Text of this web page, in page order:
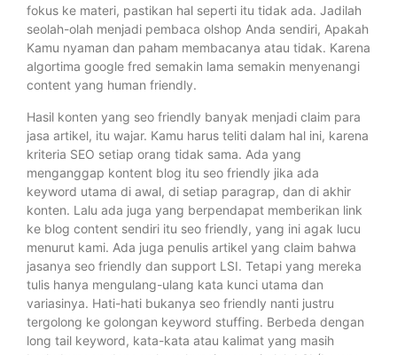
fokus ke materi, pastikan hal seperti itu tidak ada. Jadilah
seolah-olah menjadi pembaca olshop Anda sendiri, Apakah
Kamu nyaman dan paham membacanya atau tidak. Karena
algortima google fred semakin lama semakin menyenangi
content yang human friendly.
Hasil konten yang seo friendly banyak menjadi claim para
jasa artikel, itu wajar. Kamu harus teliti dalam hal ini, karena
kriteria SEO setiap orang tidak sama. Ada yang
menganggap kontent blog itu seo friendly jika ada
keyword utama di awal, di setiap paragrap, dan di akhir
konten. Lalu ada juga yang berpendapat memberikan link
ke blog content sendiri itu seo friendly, yang ini agak lucu
menurut kami. Ada juga penulis artikel yang claim bahwa
jasanya seo friendly dan support LSI. Tetapi yang mereka
tulis hanya mengulang-ulang kata kunci utama dan
variasinya. Hati-hati bukanya seo friendly nanti justru
tergolong ke golongan keyword stuffing. Berbeda dengan
long tail keyword, kata-kata atau kalimat yang masih